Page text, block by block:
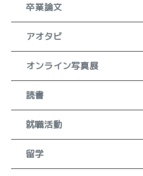
卒業論文
アオタビ
オンライン写真展
読書
就職活動
留学